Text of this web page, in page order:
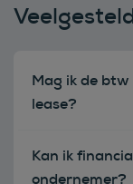
Mag ik de
lease?
Kan ik
ondernemer?